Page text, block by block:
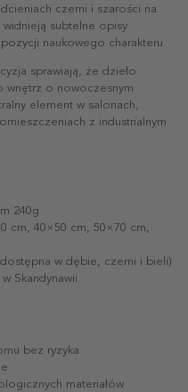
czerni i szarości na
widnieją subtelne opisy
naukowego charakteru.
sprawiają, że dzieło
wnętrz o nowoczesnym
element w salonach,
z industrialnym
240g
cm, 40×50 cm, 50×70 cm,
w dębie, czerni i bieli)
Skandynawii
bez ryzyka
materiałów